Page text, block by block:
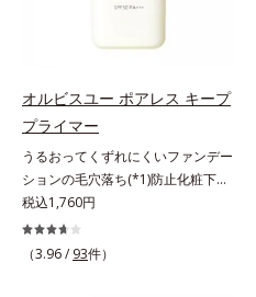
オルビスユー ポアレス キープ
プライマー
うるおってくずれにくいファンデー
ションの毛穴落ち(*1)防止化粧下
地。ファンデーションの毛穴落ち
(*1)防止化粧下地です。毛穴
1/10000サイズのマイクロカバー成
税込1,760円
（3.96 / 93件）